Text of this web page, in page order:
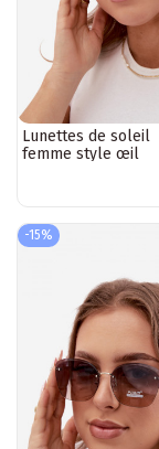
Lunettes de soleil
femme style œil
-15%